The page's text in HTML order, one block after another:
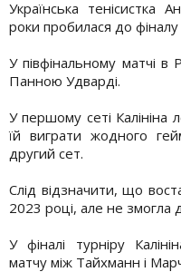
Українська тенісистка
роки пробилася до фіналу
У півфінальному матчі в
Панною Удварді.
У першому сеті Калініна
їй виграти жодного
другий сет.
Слід відзначити, що
2023 році, але не змогла
У фіналі турніру
матчу між Тайхманн і